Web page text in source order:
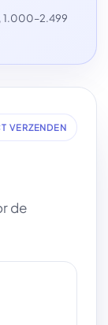
1.000–2.499
VERZENDEN
de